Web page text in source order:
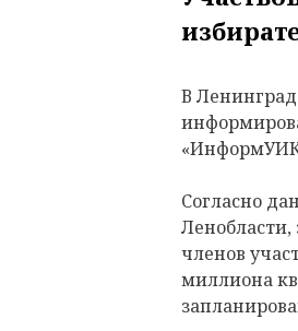
В
Согласно
членов
миллиона